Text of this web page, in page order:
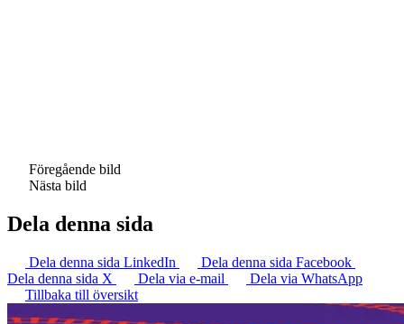
Föregående bild
Nästa bild
Dela denna sida
Dela denna sida LinkedIn
Dela denna sida Facebook
Dela denna sida X
Dela via e-mail
Dela via WhatsApp
Tillbaka till översikt